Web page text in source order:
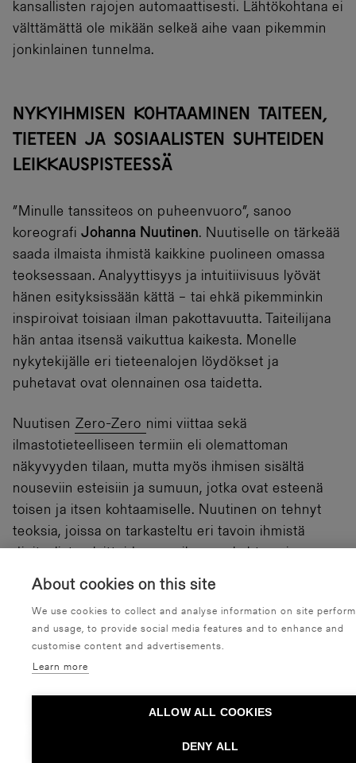
About cookies on this site
We use cookies to collect and analyse information on site
and usage, to provide social media features and to enhance and
customise content and advertisements.
Learn more
ALLOW ALL COOKIES
DENY ALL
kansallisten rajojen automaattisesti. Lähtökohtana ei
välttämättä ole mikään selkeä aihe vaan pikemmin
jonkinlainen tunnelma.
NYKYIHMISEN KOHTAAMINEN TAITEEN,
TIETEEN JA SOSIAALISTEN SUHTEIDEN
LEIKKAUSPISTEESSÄ
”Minulle tanssiteos on puheenvuoro”, sanoo
koreografi Johanna Nuutinen. Nuutiselle on tärkeää
saada ilmaista ihmistä kaikkine puolineen omassa
teoksessaan. Analyyttisyys ja intuitiivisuus lyövät
hänen esityksissään kättä – tai ehkä pikemminkin
inspiroivat toisiaan ilman pakottavuutta. Taiteilijana
hän antaa itsensä vaikuttua kaikesta. Monelle
nykytekijälle eri tieteenalojen löydökset ja
puhetavat ovat olennainen osa taidetta.
Nuutisen Zero-Zero nimi viittaa sekä
ilmastotieteelliseen termiin eli olemattoman
näkyvyyden tilaan, mutta myös ihmisen sisältä
nouseviin esteisiin ja sumuun, jotka ovat esteenä
toisen ja itsen kohtaamiselle. Nuutinen on tehnyt
teoksia, joissa on tarkasteltu eri tavoin ihmistä
kosketus ja katsominen nykypäivänä tarkoittaa?
sosiaalisten suhteiden leikkauspisteessä - vaikuttaa
olevan erityisen vapaa ennakkomäärittelyistä.